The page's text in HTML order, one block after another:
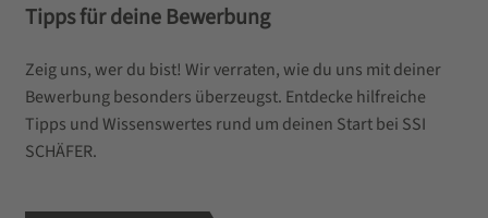
Tipps für deine Bewerbung
Zeig uns, wer du bist! Wir verraten, wie du uns mit deiner
Bewerbung besonders überzeugst. Entdecke hilfreiche
Tipps und Wissenswertes rund um deinen Start bei SSI
SCHÄFER.